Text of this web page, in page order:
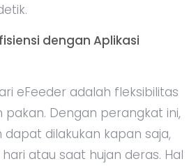
dengan Aplikasi
eFeeder adalah fleksibilitas
Dengan perangkat ini,
dilakukan kapan saja,
atau saat hujan deras. Hal